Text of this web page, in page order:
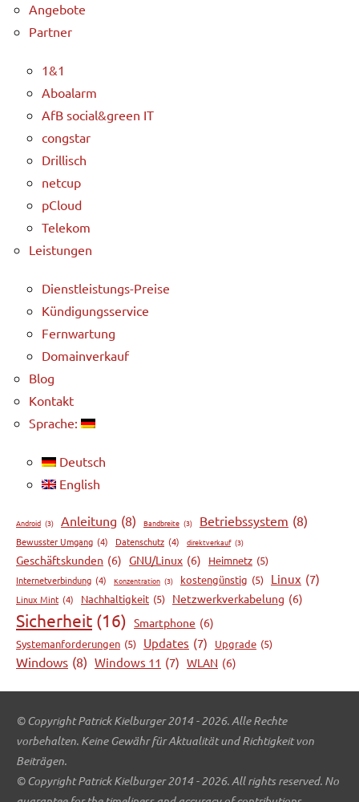
Angebote
Partner
1&1
Aboalarm
AfB social&green IT
congstar
Drillisch
netcup
pCloud
Telekom
Leistungen
Dienstleistungs-Preise
Kündigungsservice
Fernwartung
Domainverkauf
Blog
Kontakt
Sprache:
Deutsch
English
Android (3) Anleitung (8) Bandbreite (3) Betriebssystem (8)
Bewusster Umgang (4) Datenschutz (4) direktverkauf (3)
Geschäftskunden (6) GNU/Linux (6) Heimnetz (5)
Internetverbindung (4) Konzentration (3) kostengünstig (5) Linux (7)
Linux Mint (4) Nachhaltigkeit (5) Netzwerkverkabelung (6)
Sicherheit (16) Smartphone (6)
Systemanforderungen (5) Updates (7) Upgrade (5)
Windows (8) Windows 11 (7) WLAN (6)
© Copyright Patrick Kielburger 2014 - 2026. Alle Rechte
vorbehalten. Keine Gewähr für Aktualität und Richtigkeit von
Beiträgen.
© Copyright Patrick Kielburger 2014 - 2026. All rights reserved. No